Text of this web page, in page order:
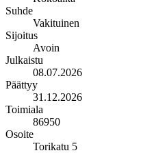
Suhde
Vakituinen
Sijoitus
Avoin
Julkaistu
08.07.2026
Päättyy
31.12.2026
Toimiala
86950
Osoite
Torikatu 5